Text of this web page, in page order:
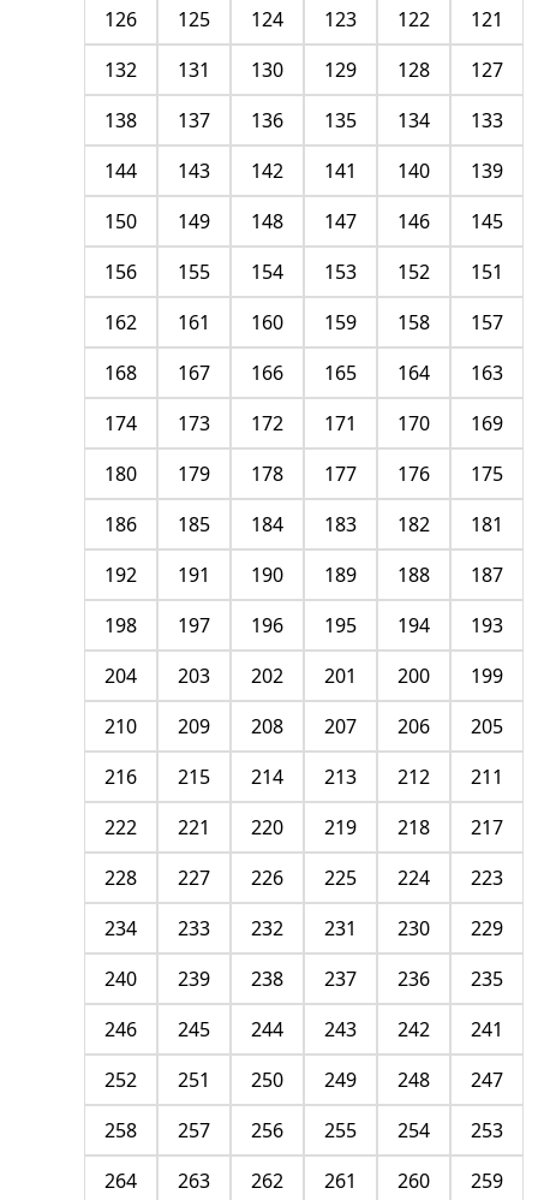
121
122
123
124
125
126
127
128
129
130
131
132
133
134
135
136
137
138
139
140
141
142
143
144
145
146
147
148
149
150
151
152
153
154
155
156
157
158
159
160
161
162
163
164
165
166
167
168
169
170
171
172
173
174
175
176
177
178
179
180
181
182
183
184
185
186
187
188
189
190
191
192
193
194
195
196
197
198
199
200
201
202
203
204
205
206
207
208
209
210
211
212
213
214
215
216
217
218
219
220
221
222
223
224
225
226
227
228
229
230
231
232
233
234
235
236
237
238
239
240
241
242
243
244
245
246
247
248
249
250
251
252
253
254
255
256
257
258
259
260
261
262
263
264